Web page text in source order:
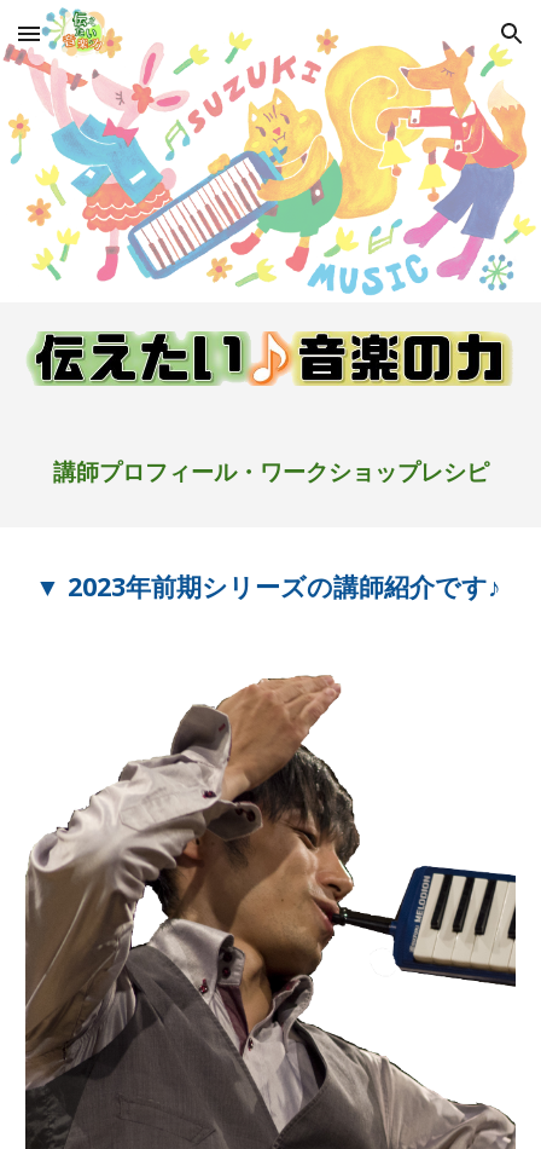
Skip to main content Skip to navigation
講師プロフィール・ワークショップレシピ
▼ 2023年前期シリーズの講師紹介です♪